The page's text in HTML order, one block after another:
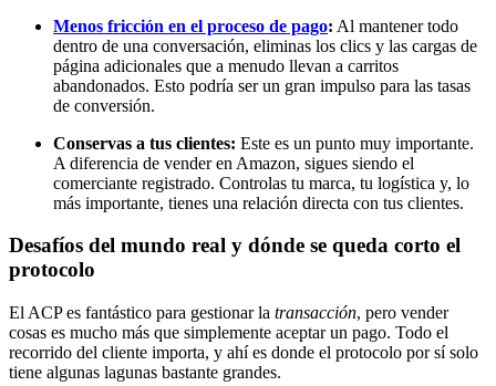
Menos fricción en el proceso de pago: Al mantener todo
dentro de una conversación, eliminas los clics y las cargas de
página adicionales que a menudo llevan a carritos
abandonados. Esto podría ser un gran impulso para las tasas
de conversión.
Conservas a tus clientes: Este es un punto muy importante.
A diferencia de vender en Amazon, sigues siendo el
comerciante registrado. Controlas tu marca, tu logística y, lo
más importante, tienes una relación directa con tus clientes.
Desafíos del mundo real y dónde se queda corto el
protocolo
El ACP es fantástico para gestionar la transacción, pero vender
cosas es mucho más que simplemente aceptar un pago. Todo el
recorrido del cliente importa, y ahí es donde el protocolo por sí solo
tiene algunas lagunas bastante grandes.